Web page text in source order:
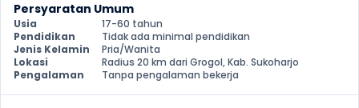
Persyaratan Umum
Usia
17-60 tahun
Pendidikan
Tidak ada minimal pendidikan
Jenis Kelamin
Pria/Wanita
Lokasi
Radius 20 km dari Grogol, Kab. Sukoharjo
Pengalaman
Tanpa pengalaman bekerja